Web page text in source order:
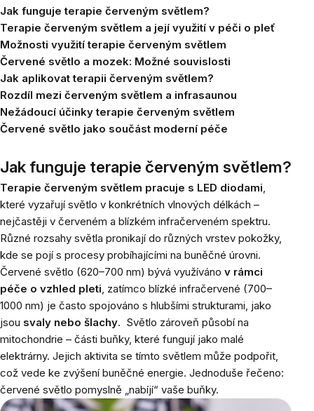
Jak funguje terapie červeným světlem?
Terapie červeným světlem a její využití v péči o pleť
Možnosti využití terapie červeným světlem
Červené světlo a mozek: Možné souvislosti
Jak aplikovat terapii červeným světlem?
Rozdíl mezi červeným světlem a infrasaunou
Nežádoucí účinky terapie červeným světlem
Červené světlo jako součást moderní péče
Jak funguje terapie červeným světlem?
Terapie červeným světlem pracuje s LED diodami,
které vyzařují světlo v konkrétních vlnových délkách –
nejčastěji v červeném a blízkém infračerveném spektru.
Různé rozsahy světla pronikají do různých vrstev pokožky,
kde se pojí s procesy probíhajícími na buněčné úrovni.
Červené světlo (620–700 nm) bývá využíváno v rámci
péče o vzhled pleti, zatímco blízké infračervené (700–
1000 nm) je často spojováno s hlubšími strukturami, jako
jsou svaly nebo šlachy. Světlo zároveň působí na
mitochondrie – části buňky, které fungují jako malé
elektrárny. Jejich aktivita se tímto světlem může podpořit,
což vede ke zvýšení buněčné energie. Jednoduše řečeno:
červené světlo pomyslně „nabíjí“ vaše buňky.